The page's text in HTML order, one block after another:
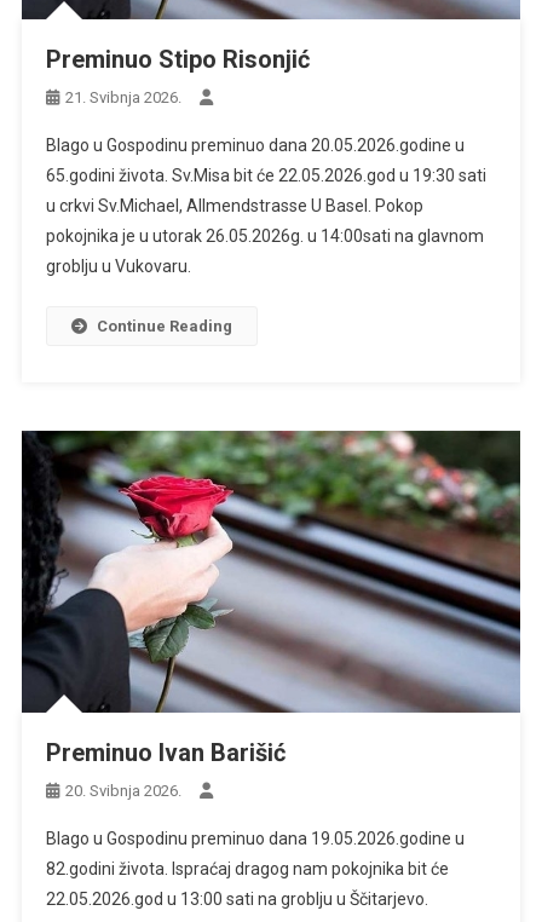
Preminuo Stipo Risonjić
21. Svibnja 2026.
Blago u Gospodinu preminuo dana 20.05.2026.godine u
65.godini života. Sv.Misa bit će 22.05.2026.god u 19:30 sati
u crkvi Sv.Michael, Allmendstrasse U Basel. Pokop
pokojnika je u utorak 26.05.2026g. u 14:00sati na glavnom
groblju u Vukovaru.
Continue Reading
Preminuo Ivan Barišić
20. Svibnja 2026.
Blago u Gospodinu preminuo dana 19.05.2026.godine u
82.godini života. Ispraćaj dragog nam pokojnika bit će
22.05.2026.god u 13:00 sati na groblju u Ščitarjevo.